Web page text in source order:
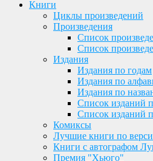
Книги
Циклы произведений
Произведения
Список
Список
Издания
Издания по годам
Издания по
Издания по
Список изданий
Список изданий
Комиксы
Лучшие книги по
Книги с автографом
Премия "Хьюго"